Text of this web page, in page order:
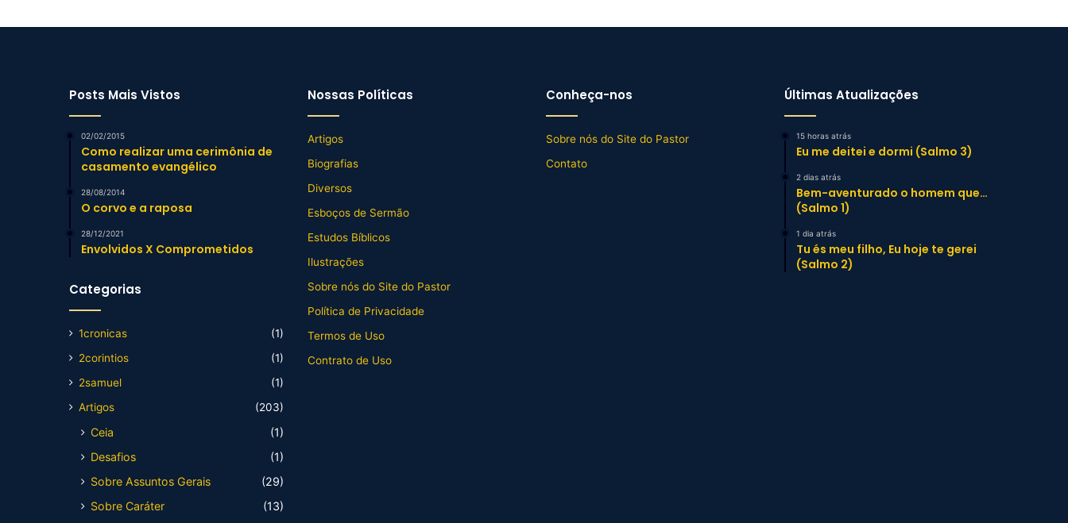
Posts Mais Vistos
02/02/2015
Como realizar uma cerimônia de
casamento evangélico
28/08/2014
O corvo e a raposa
28/12/2021
Envolvidos X Comprometidos
Categorias
1cronicas
(1)
2corintios
(1)
2samuel
(1)
Artigos
(203)
Ceia
(1)
Desafios
(1)
Sobre Assuntos Gerais
(29)
Sobre Caráter
(13)
Nossas Políticas
Artigos
Biografias
Diversos
Esboços de Sermão
Estudos Bíblicos
Ilustrações
Sobre nós do Site do Pastor
Política de Privacidade
Termos de Uso
Contrato de Uso
Conheça-nos
Sobre nós do Site do Pastor
Contato
Últimas Atualizações
15 horas atrás
Eu me deitei e dormi (Salmo 3)
2 dias atrás
Bem-aventurado o homem que…
(Salmo 1)
1 dia atrás
Tu és meu filho, Eu hoje te gerei
(Salmo 2)